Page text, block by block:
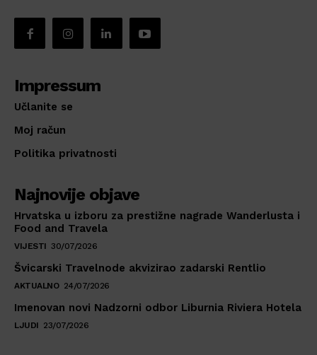
Impressum
Učlanite se
Moj račun
Politika privatnosti
Najnovije objave
Hrvatska u izboru za prestižne nagrade Wanderlusta i
Food and Travela
VIJESTI 30/07/2026
Švicarski Travelnode akvizirao zadarski Rentlio
AKTUALNO 24/07/2026
Imenovan novi Nadzorni odbor Liburnia Riviera Hotela
LJUDI 23/07/2026